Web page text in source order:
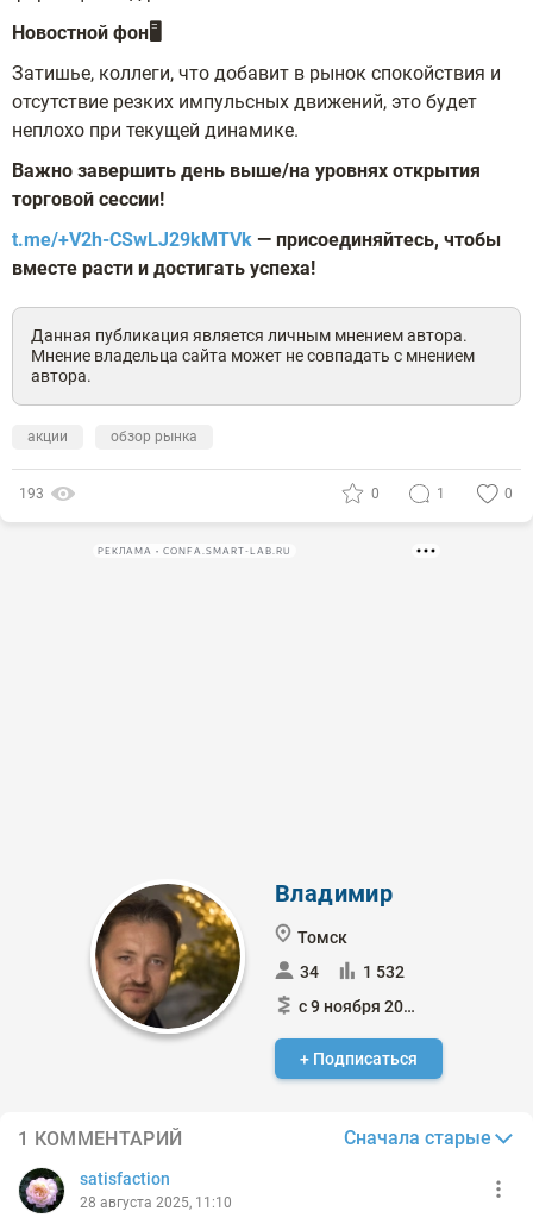
Новостной фон🖥
Затишье, коллеги, что добавит в рынок спокойствия и
отсутствие резких импульсных движений, это будет
неплохо при текущей динамике.
Важно завершить день выше/на уровнях открытия
торговой сессии!
t.me/+V2h-CSwLJ29kMTVk — присоединяйтесь, чтобы
вместе расти и достигать успеха!
Данная публикация является личным мнением автора.
Мнение владельца сайта может не совпадать с мнением
автора.
акции обзор рынка
193 0 1 0
РЕКЛАМА • CONFA.SMART-LAB.RU
Владимир
Томск
34
1 532
с 9 ноября 2024
+ Подписаться
1 КОММЕНТАРИЙ Сначала старые
satisfaction
28 августа 2025, 11:10